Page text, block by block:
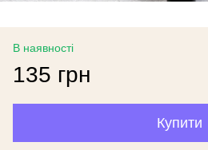
В наявності
135 грн
Купити